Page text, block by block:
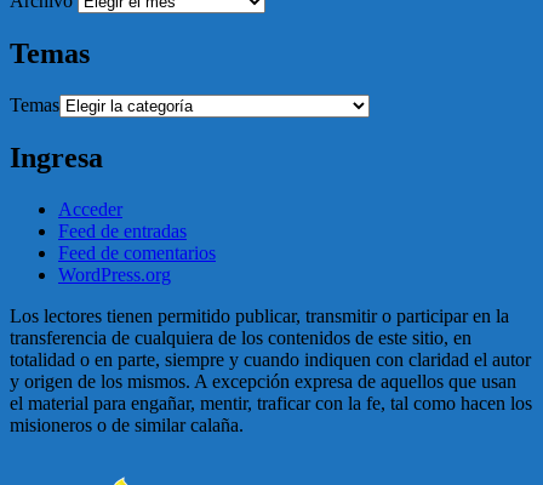
Temas
Temas
Ingresa
Acceder
Feed de entradas
Feed de comentarios
WordPress.org
Los lectores tienen permitido publicar, transmitir o participar en la
transferencia de cualquiera de los contenidos de este sitio, en
totalidad o en parte, siempre y cuando indiquen con claridad el autor
y origen de los mismos. A excepción expresa de aquellos que usan
el material para engañar, mentir, traficar con la fe, tal como hacen los
misioneros o de similar calaña.